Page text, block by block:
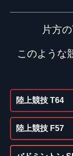
片方
このような
陸上競技 T64
陸上競技 F57